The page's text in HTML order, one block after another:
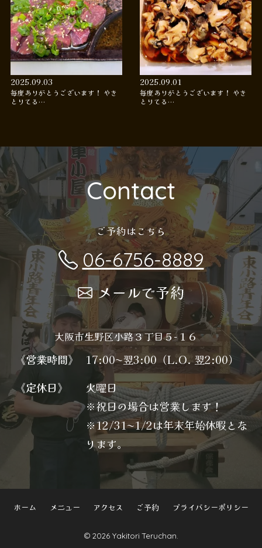
2025.09.03
毎度ありがとうございます！ やき
とりてる…
2025.09.01
毎度ありがとうございます！ やき
とりてる…
Contact
ご予約はこちら
06-6756-8889
メールで予約
大阪市生野区小路３丁目５−１６
《営業時間》
17:00〜翌3:00（L.O. 翌2:00）
《定休日》
火曜日
※祝日の場合は営業します！
※12/31〜1/2は年末年始休暇とな
ります。
ホーム メニュー アクセス ご予約 プライバシーポリシー
© 2026 Yakitori Teruchan.